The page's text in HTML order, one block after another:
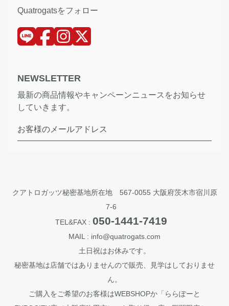
Quatrogatsをフォロー
NEWSLETTER
最新の商品情報やキャンペーンニュースをお知らせ
していきます。
お客様のメールアドレス
クアトロガッツ秘密基地所在地 567-0055 大阪府茨木市宿川原
7-6
TEL&FAX : 050-1441-7419
MAIL : info@quatrogats.com
土日祝はお休みです。
秘密基地は店舗ではありませんので販売、見学はしておりませ
ん。
ご購入をご希望のお客様はWEBSHOPか「ららぽーと